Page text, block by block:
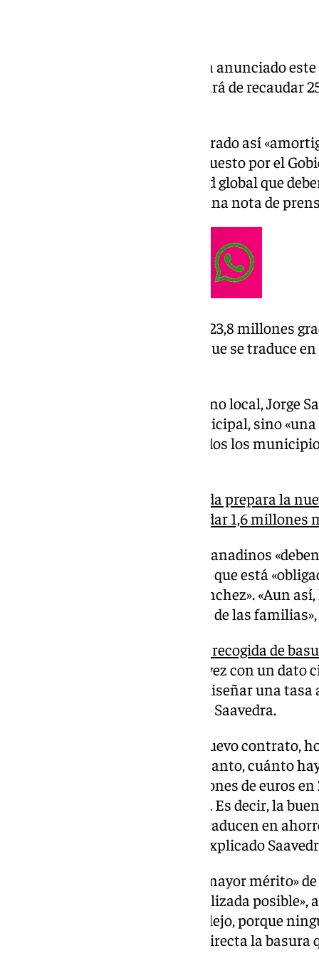
El Ayuntamiento de Granada ha anunciado
con lo que pasará de recaudar
El Consistorio granadino ha logrado así
sistema de tasas de basura impuesto por el
1,6 millones de euros la cantidad global que
2026», según ha informado en una nota de
Granada recaudará finalmente 23,8 millones
diseñado por el Consistorio, lo que se traduce
El portavoz del equipo de gobierno local, Jorge
medida no es una decisión municipal, sino
Pedro Sánchez, «que obliga a todos los
El Ayuntamiento de Granada prepara la
basura, que habrá de recaudar 1,6 millones
Saavedra ha señalado que los granadinos
decidido el Ayuntamiento», sino que está
impuesta por el Gobierno de Sánchez». «Aun
su impacto y proteger el bolsillo de las
nuevo contrato de limpieza y recogida de
permitido «contar por primera vez con un dato
del servicio, algo esencial para diseñar una
equitativa», según ha destacado Saavedra.
«Gracias a la adjudicación del nuevo contrato,
cuánto cuesta el servicio y, por tanto, cuánto
tasa. Ese coste será de 23,8 millones de euros
que se cobraban anteriormente. Es decir, la
modernización del servicio se traducen en
justa para los granadinos», ha explicado
El portavoz ha añadido que «el mayor mérito»
tasa «de la forma más individualizada posible»,
contribuyente, «algo muy complejo, porque
medios para medir de manera directa la basura